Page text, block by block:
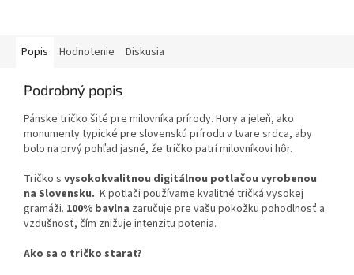
Popis Hodnotenie Diskusia
Podrobný popis
Pánske tričko šité pre milovníka prírody. Hory a jeleň, ako
monumenty typické pre slovenskú prírodu v tvare srdca, aby
bolo na prvý pohľad jasné, že tričko patrí milovníkovi hôr.
Tričko s vysokokvalitnou digitálnou potlačou vyrobenou
na Slovensku. K potlači používame kvalitné tričká vysokej
gramáži. 100% bavlna zaručuje pre vašu pokožku pohodlnosť a
vzdušnosť, čím znižuje intenzitu potenia.
Ako sa o tričko starať?